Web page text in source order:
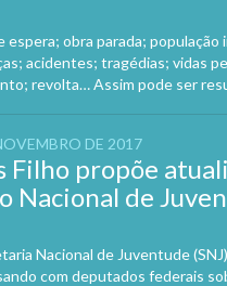
espera; obra parada; população
acidentes; tragédias; vidas
revolta… Assim pode ser
DE 2017
Filho propõe
Nacional de
Nacional de Juventude
com deputados federais